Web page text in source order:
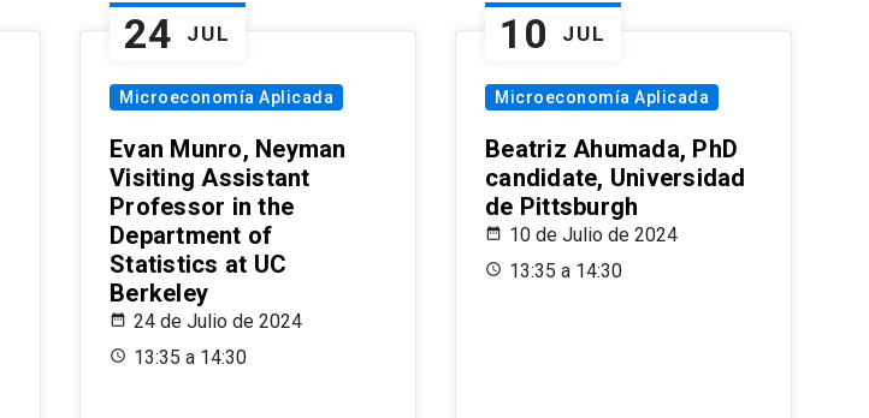
24 JUL
Microeconomía Aplicada
Evan Munro, Neyman
Visiting Assistant
Professor in the
Department of
Statistics at UC
Berkeley
24 de Julio de 2024
13:35 a 14:30
10 JUL
Microeconomía Aplicada
Beatriz Ahumada, PhD
candidate, Universidad
de Pittsburgh
10 de Julio de 2024
13:35 a 14:30